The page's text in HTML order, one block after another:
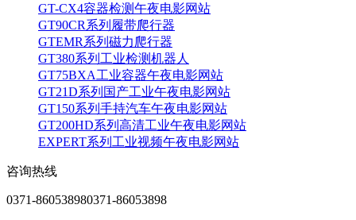
GT-CX4容器检测午夜电影网站
GT90CR系列履带爬行器
GTEMR系列磁力爬行器
GT380系列工业检测机器人
GT75BXA工业容器午夜电影网站
GT21D系列国产工业午夜电影网站
GT150系列手持汽车午夜电影网站
GT200HD系列高清工业午夜电影网站
EXPERT系列工业视频午夜电影网站
咨询热线
0371-860538980371-86053898